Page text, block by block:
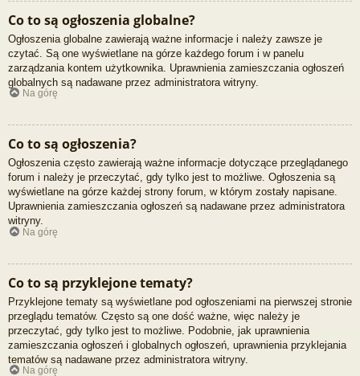
Co to są ogłoszenia globalne?
Ogłoszenia globalne zawierają ważne informacje i należy zawsze je
czytać. Są one wyświetlane na górze każdego forum i w panelu
zarządzania kontem użytkownika. Uprawnienia zamieszczania ogłoszeń
globalnych są nadawane przez administratora witryny.
Na górę
Co to są ogłoszenia?
Ogłoszenia często zawierają ważne informacje dotyczące przeglądanego
forum i należy je przeczytać, gdy tylko jest to możliwe. Ogłoszenia są
wyświetlane na górze każdej strony forum, w którym zostały napisane.
Uprawnienia zamieszczania ogłoszeń są nadawane przez administratora
witryny.
Na górę
Co to są przyklejone tematy?
Przyklejone tematy są wyświetlane pod ogłoszeniami na pierwszej stronie
przeglądu tematów. Często są one dość ważne, więc należy je
przeczytać, gdy tylko jest to możliwe. Podobnie, jak uprawnienia
zamieszczania ogłoszeń i globalnych ogłoszeń, uprawnienia przyklejania
tematów są nadawane przez administratora witryny.
Na górę